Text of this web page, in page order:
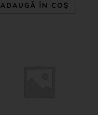
ADAUGĂ ÎN COȘ